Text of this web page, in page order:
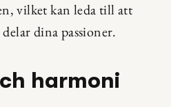
vilket kan leda till att
dina passioner.
harmoni